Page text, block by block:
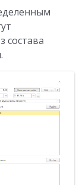
состава